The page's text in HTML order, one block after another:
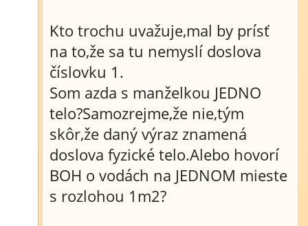
Kto trochu uvažuje,mal by prísť
na to,že sa tu nemyslí doslova
číslovku 1.
Som azda s manželkou JEDNO
telo?Samozrejme,že nie,tým
skôr,že daný výraz znamená
doslova fyzické telo.Alebo hovorí
BOH o vodách na JEDNOM mieste
s rozlohou 1m2?